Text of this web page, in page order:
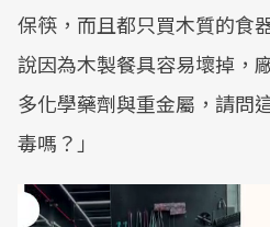
保筷，而且都只買木質的食
說因為木製餐具容易壞掉，
多化學藥劑與重金屬，請問
毒嗎？」